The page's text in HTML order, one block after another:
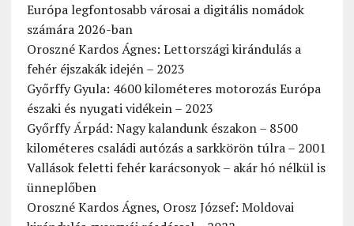
Európa legfontosabb városai a digitális nomádok
számára 2026-ban
Oroszné Kardos Ágnes: Lettországi kirándulás a
fehér éjszakák idején – 2023
Győrffy Gyula: 4600 kilométeres motorozás Európa
északi és nyugati vidékein – 2023
Győrffy Árpád: Nagy kalandunk északon – 8500
kilométeres családi autózás a sarkkörön túlra – 2001
Vallások feletti fehér karácsonyok – akár hó nélkül is
ünneplőben
Oroszné Kardos Ágnes, Orosz József: Moldovai